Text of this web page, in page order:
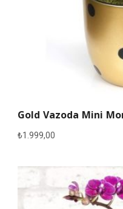
Gold Vazoda Mini
₺1.999,00